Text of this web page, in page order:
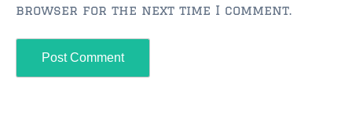
browser for the next time I comment.